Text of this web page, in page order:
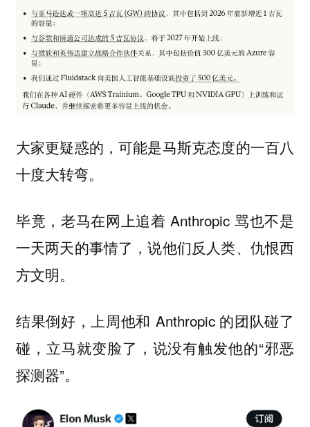
大家更疑惑的，可能是马斯克态度的一百八
十度大转弯。
毕竟，老马在网上追着 Anthropic 骂也不是
一天两天的事情了，说他们反人类、仇恨西
方文明。
结果倒好，上周他和 Anthropic 的团队碰了
碰，立马就变脸了，说没有触发他的“邪恶
探测器”。